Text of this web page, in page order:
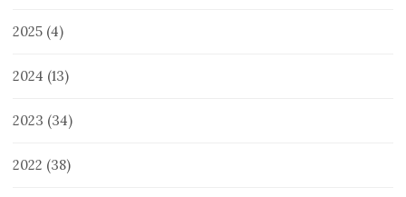
2025 (4)
2024 (13)
2023 (34)
2022 (38)